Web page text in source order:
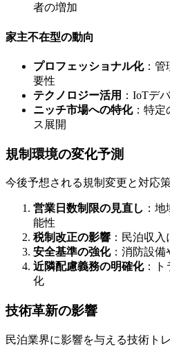
者の増加
家主不在型の動向
プロフェッショナル化：管
要性
テクノロジー活用 ：IoTデ
ニッチ市場への特化：特定
ス展開
規制環境の変化予測
今後予想される規制変更と対応策
営業日数制限の見直し ：
能性
税制改正の影響 ：民泊収
安全基準の強化：消防設備
近隣配慮義務の明確化：ト
化
技術革新の影響
民泊業界に影響を与える技術ト